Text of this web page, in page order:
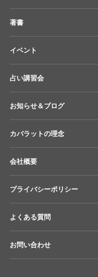
著書
イベント
占い講習会
お知らせ＆ブログ
カバラットの理念
会社概要
プライバシーポリシー
よくある質問
お問い合わせ